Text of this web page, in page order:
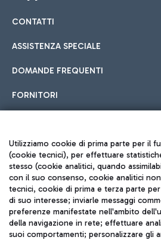
Cucina Internazionale
Fast Food
Hotel in aeroporto
Scegli l'alloggio più adatto e
all'aeroporto.
Car sharing
Con il Car Sharing è ancora più
Treno
Raggiungi velocemente l'aeroporto
tramite i servizi ferroviari Trenitalia.
CONTATTI
ASSISTENZA SPECIALE
DOMANDE FREQUENTI
FORNITORI
Seguici sui social
TRAVEL
ITA
Utilizziamo cookie di prima parte per il
(cookie tecnici), per effettuare
stesso (cookie analitici, quando
con il suo consenso, cookie analitici
tecnici, cookie di prima e terza parte
di suo interesse; inviarle messaggi
preferenze manifestate nell'ambito
della navigazione in rete; effettuare
suoi comportamenti; personalizzare gli